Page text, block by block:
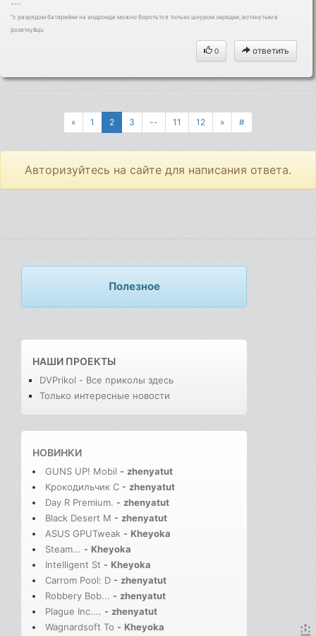
---
"с разрядом батарейки на андроиде можно боротьтся только шнуром зарядки, воткнутым в
розетку&qu
0 ответить
« 1 2 3 -- 11 12 » #
Авторизуйтесь на сайте для написания ответа.
Полезное
НАШИ ПРОЕКТЫ
DVPrikol - Все приколы здесь
Только интересные новости
НОВИНКИ
GUNS UP! Mobil - zhenyatut
Крокодильчик С - zhenyatut
Day R Premium. - zhenyatut
Black Desert M - zhenyatut
ASUS GPUTweak - Kheyoka
Steam... - Kheyoka
Intelligent St - Kheyoka
Carrom Pool: D - zhenyatut
Robbery Bob... - zhenyatut
Plague Inc.... - zhenyatut
Wagnardsoft To - Kheyoka